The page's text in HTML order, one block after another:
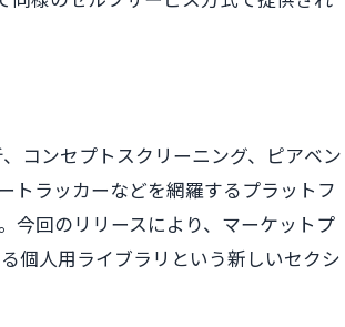
コンセプトスクリーニング、ピアベン
トラッカーなどを網羅するプラットフ
今回のリリースにより、マーケットプ
個人用ライブラリという新しいセクシ